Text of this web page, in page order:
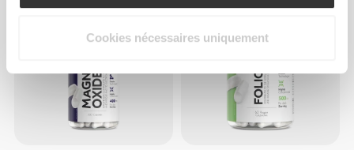
Cookies nécessaires uniquement